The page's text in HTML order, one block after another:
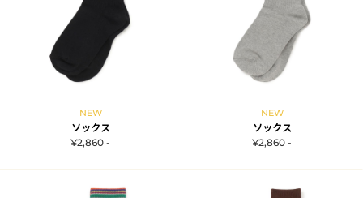
NEW
ソックス
¥2,860 -
NEW
ソックス
¥2,860 -